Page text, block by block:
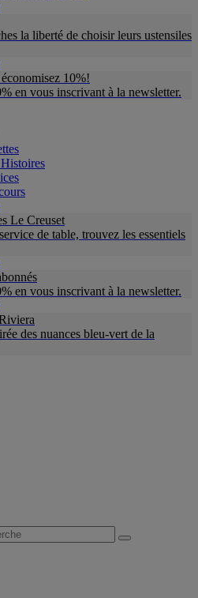
la liberté de choisir leurs ustensiles
10%!
en vous inscrivant à la newsletter.
Le Creuset
de table, trouvez les essentiels
en vous inscrivant à la newsletter.
des nuances bleu-vert de la